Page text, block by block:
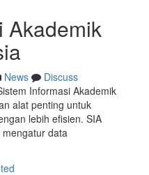
Akademik
News
Discuss
Informasi Akademik
alat penting untuk
lebih efisien. SIA
data